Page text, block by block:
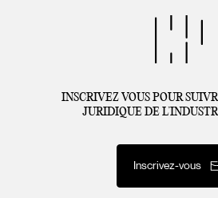
INSCRIVEZ VOUS POUR
JURIDIQUE DE
Inscrivez-vous